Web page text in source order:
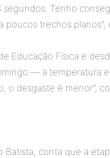
Tenho
trechos planos”,
Educação Física e
— a temperatura
o desgaste é menor”,
conta que a